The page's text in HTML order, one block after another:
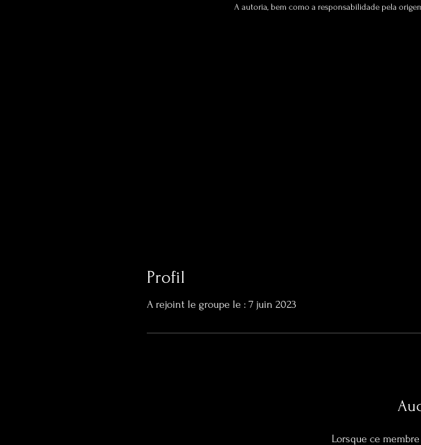
A autoria, bem como a responsabilidade pela
Profil
A rejoint le groupe le : 7 juin 2023
Lorsque ce